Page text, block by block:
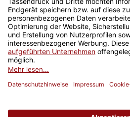
Newsletter